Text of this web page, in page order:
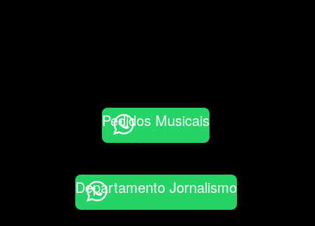
Pedidos Musicais
Departamento Jornalismo